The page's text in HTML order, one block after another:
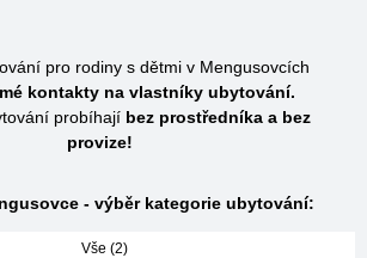
pro rodiny s dětmi v Mengusovcích
kontakty na vlastníky ubytování.
probíhají bez prostředníka a bez
provize!
- výběr kategorie ubytování:
Vše (2)